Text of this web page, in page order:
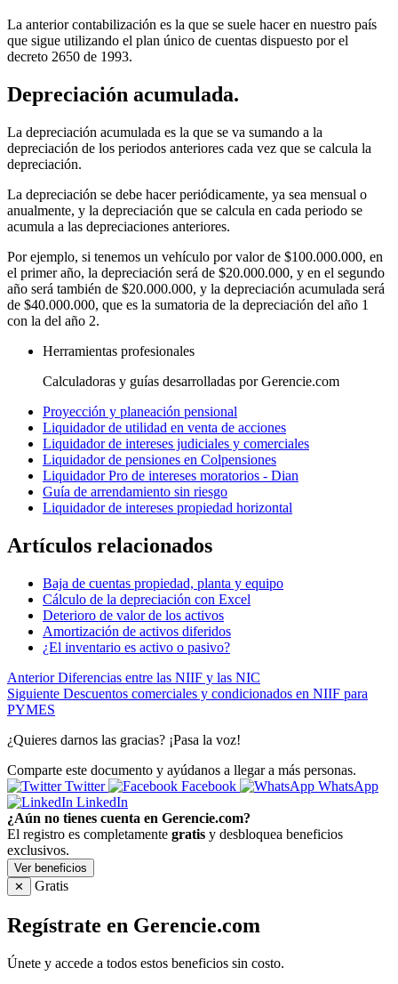
La anterior contabilización es la que se suele hacer en nuestro país
que sigue utilizando el plan único de cuentas dispuesto por el
decreto 2650 de 1993.
Depreciación acumulada.
La depreciación acumulada es la que se va sumando a la
depreciación de los periodos anteriores cada vez que se calcula la
depreciación.
La depreciación se debe hacer periódicamente, ya sea mensual o
anualmente, y la depreciación que se calcula en cada periodo se
acumula a las depreciaciones anteriores.
Por ejemplo, si tenemos un vehículo por valor de $100.000.000, en
el primer año, la depreciación será de $20.000.000, y en el segundo
año será también de $20.000.000, y la depreciación acumulada será
de $40.000.000, que es la sumatoria de la depreciación del año 1
con la del año 2.
Herramientas profesionales
Calculadoras y guías desarrolladas por Gerencie.com
Proyección y planeación pensional
Liquidador de utilidad en venta de acciones
Liquidador de intereses judiciales y comerciales
Liquidador de pensiones en Colpensiones
Liquidador Pro de intereses moratorios - Dian
Guía de arrendamiento sin riesgo
Liquidador de intereses propiedad horizontal
Artículos relacionados
Baja de cuentas propiedad, planta y equipo
Cálculo de la depreciación con Excel
Deterioro de valor de los activos
Amortización de activos diferidos
¿El inventario es activo o pasivo?
Anterior Diferencias entre las NIIF y las NIC
Siguiente Descuentos comerciales y condicionados en NIIF para
PYMES
¿Quieres darnos las gracias? ¡Pasa la voz!
Comparte este documento y ayúdanos a llegar a más personas.
Twitter
Facebook
WhatsApp
LinkedIn
¿Aún no tienes cuenta en Gerencie.com?
El registro es completamente gratis y desbloquea beneficios
exclusivos.
Ver beneficios
✕
Gratis
Regístrate en Gerencie.com
Únete y accede a todos estos beneficios sin costo.